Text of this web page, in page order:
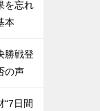
を忘れ
本
勝戦登
の声
“7日間